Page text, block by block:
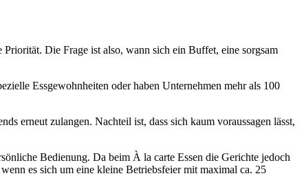
Die Frage ist also, wann sich ein Buffet, eine sorgsam
Essgewohnheiten oder haben Unternehmen mehr als 100
erneut zulangen. Nachteil ist, dass sich kaum voraussagen lässt,
Bedienung. Da beim À la carte Essen die Gerichte jedoch
es sich um eine kleine Betriebsfeier mit maximal ca. 25